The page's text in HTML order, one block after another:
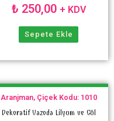
₺ 250,00 + KDV
Sepete Ekle
Aranjman, Çiçek Kodu: 1010
Dekoratif Vazoda Lilyum ve Gül